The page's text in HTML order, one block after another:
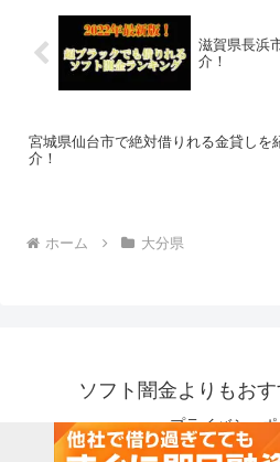
滋賀県長浜
介！
宮城県仙台市で絶対借りれる金貸しを
介！
ホーム 大分県
ソフト闇金よりもお
プライバシー